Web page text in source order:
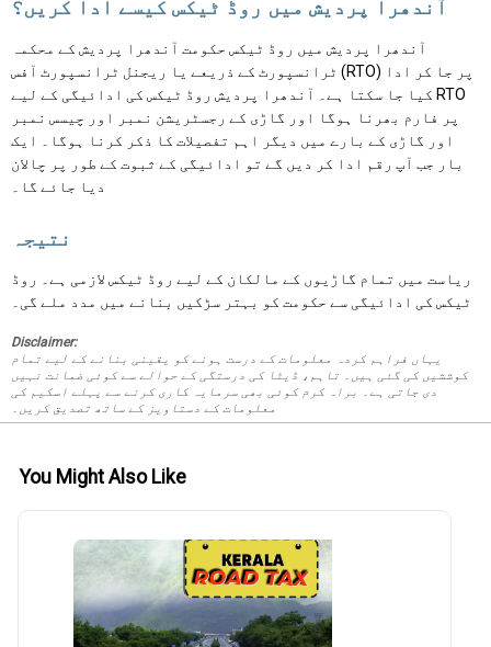
آندھرا پردیش میں روڈ ٹیکس کیسے ادا کریں؟
آندھرا پردیش میں روڈ ٹیکس حکومت آندھرا پردیش کے محکمہ
ٹرانسپورٹ کے ذریعے یا ریجنل ٹرانسپورٹ آفس (RTO) پر جا کر ادا
کیا جا سکتا ہے۔ آندھرا پردیش روڈ ٹیکس کی ادائیگی کے لیے RTO
پر فارم بھرنا ہوگا اور گاڑی کے رجسٹریشن نمبر اور چیسس نمبر
اور گاڑی کے بارے میں دیگر اہم تفصیلات کا ذکر کرنا ہوگا۔ ایک
بار جب آپ رقم ادا کر دیں گے تو ادائیگی کے ثبوت کے طور پر چالان
دیا جائے گا۔
نتیجہ
ریاست میں تمام گاڑیوں کے مالکان کے لیے روڈ ٹیکس لازمی ہے۔ روڈ
ٹیکس کی ادائیگی سے حکومت کو بہتر سڑکیں بنانے میں مدد ملے گی۔
Disclaimer:
یہاں فراہم کردہ معلومات کے درست ہونے کو یقینی بنانے کے لیے تمام
کوششیں کی گئی ہیں۔ تاہم، ڈیٹا کی درستگی کے حوالے سے کوئی ضمانت نہیں
دی جاتی ہے۔ براہ کرم کوئی بھی سرمایہ کاری کرنے سے پہلے اسکیم کی
معلومات کے دستاویز کے ساتھ تصدیق کریں۔
You Might Also Like